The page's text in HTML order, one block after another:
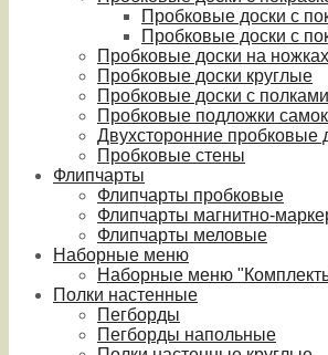
Пробковые доски с
Пробковые доски с
Пробковые доски на ножках
Пробковые доски круглые
Пробковые доски с полками
Пробковые подложки
Двухсторонние пробковые
Пробковые стены
Флипчарты
Флипчарты пробковые
Флипчарты магнитно-
Флипчарты меловые
Наборные меню
Наборные меню
Полки настенные
Пегборды
Пегборды напольные